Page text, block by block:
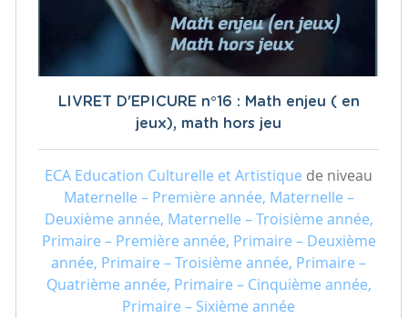
LIVRET D'EPICURE n°16 : Math enjeu ( en
jeux), math hors jeu
ECA Education Culturelle et Artistique de niveau
Maternelle – Première année, Maternelle –
Deuxième année, Maternelle – Troisième année,
Primaire – Première année, Primaire – Deuxième
année, Primaire – Troisième année, Primaire –
Quatrième année, Primaire – Cinquième année,
Primaire – Sixième année